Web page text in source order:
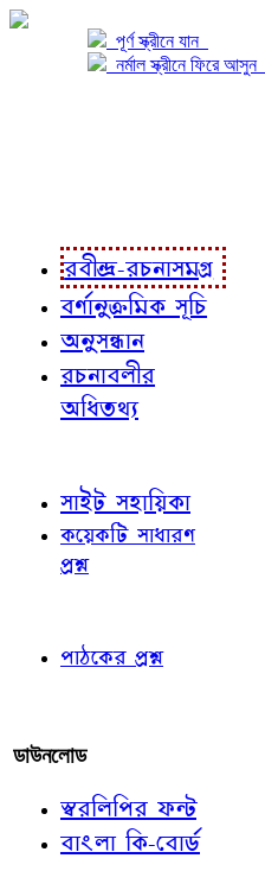
পূর্ণ স্ক্রীনে যান
নর্মাল স্ক্রীনে ফিরে আসুন
রবীন্দ্র-রচনাসমগ্র
বর্ণানুক্রমিক সূচি
অনুসন্ধান
রচনাবলীর
অধিতথ্য
সাইট সহায়িকা
কয়েকটি সাধারণ
প্রশ্ন
পাঠকের প্রশ্ন
ডাউনলোড
স্বরলিপির ফন্ট
বাংলা কি-বোর্ড